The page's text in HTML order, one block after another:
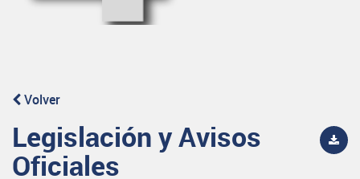
Volver
Legislación y Avisos
Oficiales